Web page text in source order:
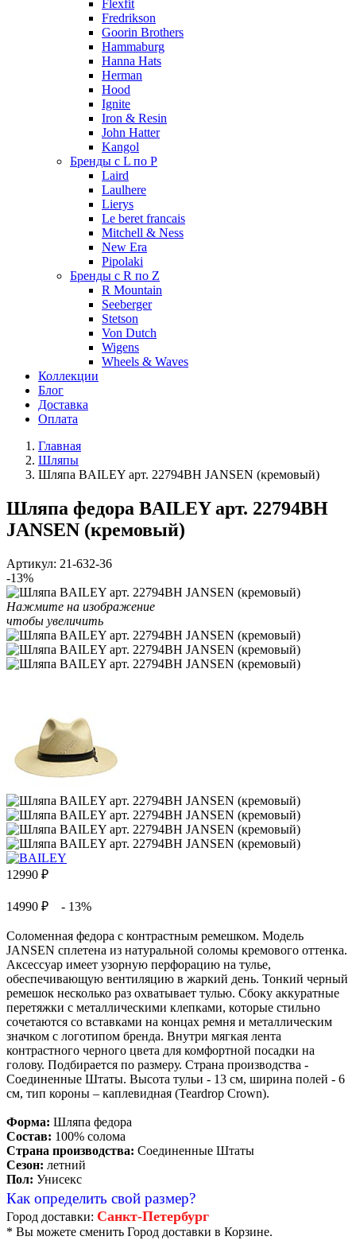
Flexfit
Fredrikson
Goorin Brothers
Hammaburg
Hanna Hats
Herman
Hood
Ignite
Iron & Resin
John Hatter
Kangol
Бренды с L по P
Laird
Laulhere
Lierys
Le beret francais
Mitchell & Ness
New Era
Pipolaki
Бренды с R по Z
R Mountain
Seeberger
Stetson
Von Dutch
Wigens
Wheels & Waves
Коллекции
Блог
Доставка
Оплата
Главная
Шляпы
Шляпа BAILEY арт. 22794BH JANSEN (кремовый)
Шляпа федора BAILEY арт. 22794BH
JANSEN (кремовый)
Артикул: 21-632-36
-13%
Нажмите на изображение
чтобы увеличить
12990 ₽
14990 ₽ - 13%
Соломенная федора с контрастным ремешком. Модель
JANSEN сплетена из натуральной соломы кремового оттенка.
Аксессуар имеет узорную перфорацию на тулье,
обеспечивающую вентиляцию в жаркий день. Тонкий черный
ремешок несколько раз охватывает тулью. Сбоку аккуратные
перетяжки с металлическими клепками, которые стильно
сочетаются со вставками на концах ремня и металлическим
значком с логотипом бренда. Внутри мягкая лента
контрастного черного цвета для комфортной посадки на
голову. Подбирается по размеру. Страна производства -
Соединенные Штаты. Высота тульи - 13 см, ширина полей - 6
см, тип короны – каплевидная (Teardrop Crown).
Форма: Шляпа федора
Состав: 100% солома
Страна производства: Соединенные Штаты
Сезон: летний
Пол: Унисекс
Как определить свой размер?
Город доставки: Санкт-Петербург
* Вы можете сменить Город доставки в Корзине.